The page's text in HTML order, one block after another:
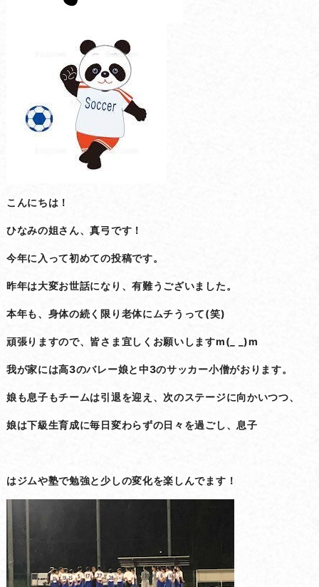
こんにちは！
ひなみの姐さん、真弓です！
今年に入って初めての投稿です。
昨年は大変お世話になり、有難うございました。
本年も、身体の続く限り老体にムチうって(笑)
頑張りますので、皆さま宜しくお願いしますm(_ _)m
我が家には高3のバレー娘と中3のサッカー小僧がおります。
娘も息子もチームは引退を迎え、次のステージに向かいつつ、
娘は下級生育成に毎日変わらずの日々を過ごし、息子
はジムや塾で勉強と少しの変化を楽しんでます！